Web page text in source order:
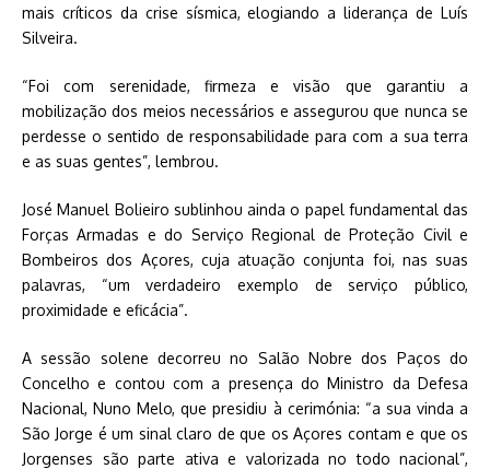
mais críticos da crise sísmica, elogiando a liderança de Luís
Silveira.
“Foi com serenidade, firmeza e visão que garantiu a
mobilização dos meios necessários e assegurou que nunca se
perdesse o sentido de responsabilidade para com a sua terra
e as suas gentes”, lembrou.
José Manuel Bolieiro sublinhou ainda o papel fundamental das
Forças Armadas e do Serviço Regional de Proteção Civil e
Bombeiros dos Açores, cuja atuação conjunta foi, nas suas
palavras, “um verdadeiro exemplo de serviço público,
proximidade e eficácia”.
A sessão solene decorreu no Salão Nobre dos Paços do
Concelho e contou com a presença do Ministro da Defesa
Nacional, Nuno Melo, que presidiu à cerimónia: “a sua vinda a
São Jorge é um sinal claro de que os Açores contam e que os
Jorgenses são parte ativa e valorizada no todo nacional”,